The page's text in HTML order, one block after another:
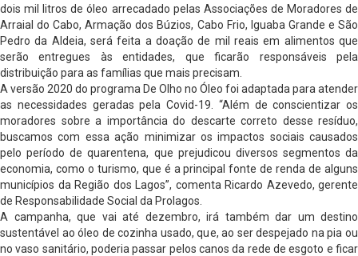
dois mil litros de óleo arrecadado pelas Associações de Moradores de
Arraial do Cabo, Armação dos Búzios, Cabo Frio, Iguaba Grande e São
Pedro da Aldeia, será feita a doação de mil reais em alimentos que
serão entregues às entidades, que ficarão responsáveis pela
distribuição para as famílias que mais precisam.
A versão 2020 do programa De Olho no Óleo foi adaptada para atender
as necessidades geradas pela Covid-19. “Além de conscientizar os
moradores sobre a importância do descarte correto desse resíduo,
buscamos com essa ação minimizar os impactos sociais causados
pelo período de quarentena, que prejudicou diversos segmentos da
economia, como o turismo, que é a principal fonte de renda de alguns
municípios da Região dos Lagos”, comenta Ricardo Azevedo, gerente
de Responsabilidade Social da Prolagos.
A campanha, que vai até dezembro, irá também dar um destino
sustentável ao óleo de cozinha usado, que, ao ser despejado na pia ou
no vaso sanitário, poderia passar pelos canos da rede de esgoto e ficar